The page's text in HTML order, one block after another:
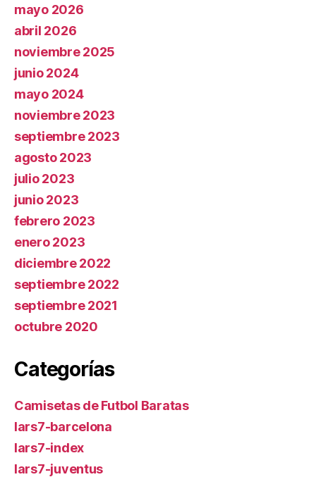
mayo 2026
abril 2026
noviembre 2025
junio 2024
mayo 2024
noviembre 2023
septiembre 2023
agosto 2023
julio 2023
junio 2023
febrero 2023
enero 2023
diciembre 2022
septiembre 2022
septiembre 2021
octubre 2020
Categorías
Camisetas de Futbol Baratas
lars7-barcelona
lars7-index
lars7-juventus